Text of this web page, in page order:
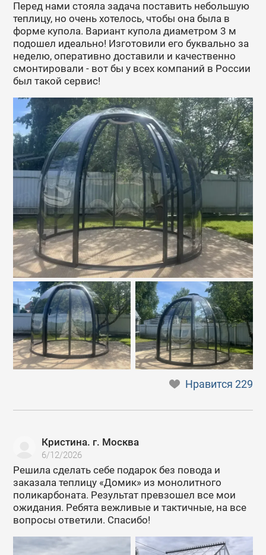
Перед нами стояла задача поставить небольшую
теплицу, но очень хотелось, чтобы она была в
форме купола. Вариант купола диаметром 3 м
подошел идеально! Изготовили его буквально за
неделю, оперативно доставили и качественно
смонтировали - вот бы у всех компаний в России
был такой сервис!
Нравится229
Кристина. г. Москва
6/12/2026
Решила сделать себе подарок без повода и
заказала теплицу «Домик» из монолитного
поликарбоната. Результат превзошел все мои
ожидания. Ребята вежливые и тактичные, на все
вопросы ответили. Спасибо!